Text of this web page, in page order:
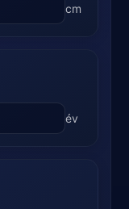
cm
év